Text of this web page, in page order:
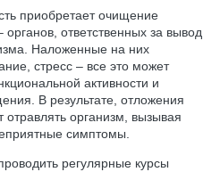
приобретает очищение
ответственных за вывод
Наложенные на них
стресс – все это может
активности и
В результате, отложения
организм, вызывая
симптомы.
регулярные курсы